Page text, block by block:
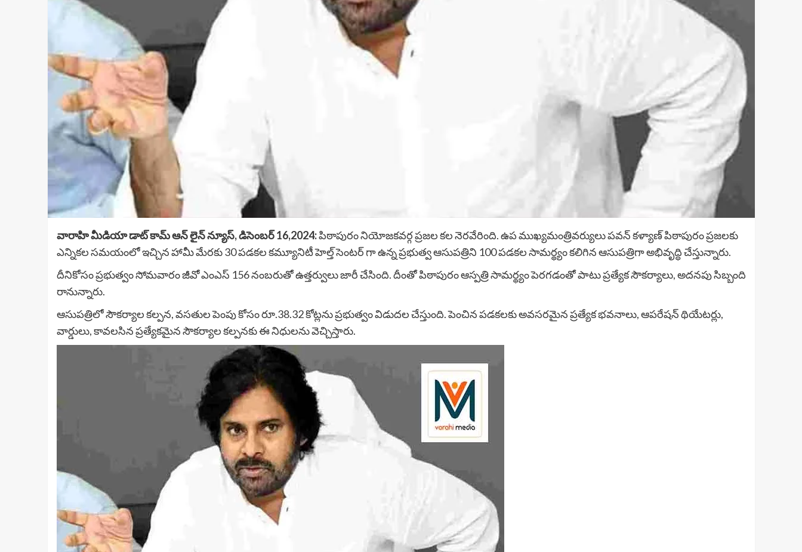
వారాహి మీడియా డాట్ కామ్ ఆన్ లైన్ న్యూస్, డిసెంబర్ 16,2024:పిఠాపురం నియోజకవర్గ ప్రజల కల నెరవేరింది. ఉప ముఖ్యమంత్రివర్యులు పవన్ కళ్యాణ్ పిఠాపురం ప్రజలకు
ఎన్నికల సమయంలో ఇచ్చిన హామీ మేరకు 30 పడకల కమ్యూనిటీ హెల్త్ సెంటర్ గా ఉన్న ప్రభుత్వ ఆసుపత్రిని 100 పడకల సామర్థ్యం కలిగిన ఆసుపత్రిగా అభివృద్ధి చేస్తున్నారు.
దీనికోసం ప్రభుత్వం సోమవారం జీవో ఎంఎస్ 156 నంబరుతో ఉత్తర్వులు జారీ చేసింది. దీంతో పిఠాపురం ఆస్పత్రి సామర్థ్యం పెరగడంతో పాటు ప్రత్యేక సౌకర్యాలు, అదనపు సిబ్బంది
రానున్నారు.
ఆసుపత్రిలో సౌకర్యాల కల్పన, వసతుల పెంపు కోసం రూ.38.32 కోట్లను ప్రభుత్వం విడుదల చేస్తుంది. పెంచిన పడకలకు అవసరమైన ప్రత్యేక భవనాలు, ఆపరేషన్ థియేటర్లు,
వార్డులు, కావలసిన ప్రత్యేకమైన సౌకర్యాల కల్పనకు ఈ నిధులను వెచ్చిస్తారు.